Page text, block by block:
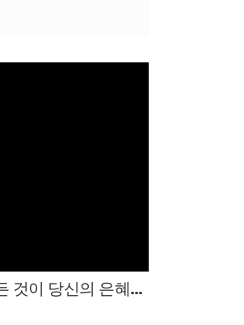
#58 모든 것이 당신의 은혜로 주어진 선물임을